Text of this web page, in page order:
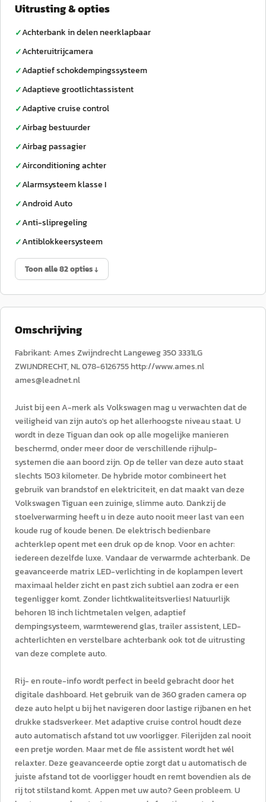
Uitrusting & opties
✓Achterbank in delen neerklapbaar
✓Achteruitrijcamera
✓Adaptief schokdempingssysteem
✓Adaptieve grootlichtassistent
✓Adaptive cruise control
✓Airbag bestuurder
✓Airbag passagier
✓Airconditioning achter
✓Alarmsysteem klasse I
✓Android Auto
✓Anti-slipregeling
✓Antiblokkeersysteem
Toon alle 82 opties ↓
Omschrijving
Fabrikant: Ames Zwijndrecht Langeweg 350 3331LG
ZWIJNDRECHT, NL 078-6126755 http://www.ames.nl
ames@leadnet.nl
Juist bij een A-merk als Volkswagen mag u verwachten dat de
veiligheid van zijn auto's op het allerhoogste niveau staat. U
wordt in deze Tiguan dan ook op alle mogelijke manieren
beschermd, onder meer door de verschillende rijhulp-
systemen die aan boord zijn. Op de teller van deze auto staat
slechts 1503 kilometer. De hybride motor combineert het
gebruik van brandstof en elektriciteit, en dat maakt van deze
Volkswagen Tiguan een zuinige, slimme auto. Dankzij de
stoelverwarming heeft u in deze auto nooit meer last van een
koude rug of koude benen. De elektrisch bedienbare
achterklep opent met een druk op de knop. Voor en achter:
iedereen dezelfde luxe. Vandaar de verwarmde achterbank. De
geavanceerde matrix LED-verlichting in de koplampen levert
maximaal helder zicht en past zich subtiel aan zodra er een
tegenligger komt. Zonder lichtkwaliteitsverlies! Natuurlijk
behoren 18 inch lichtmetalen velgen, adaptief
dempingsysteem, warmtewerend glas, trailer assistent, LED-
achterlichten en verstelbare achterbank ook tot de uitrusting
van deze complete auto.
Rij- en route-info wordt perfect in beeld gebracht door het
digitale dashboard. Het gebruik van de 360 graden camera op
deze auto helpt u bij het navigeren door lastige rijbanen en het
drukke stadsverkeer. Met adaptive cruise control houdt deze
auto automatisch afstand tot uw voorligger. Filerijden zal nooit
een pretje worden. Maar met de file assistent wordt het wél
relaxter. Deze geavanceerde optie zorgt dat u automatisch de
juiste afstand tot de voorligger houdt en remt bovendien als de
rij tot stilstand komt. Appen met uw auto? Geen probleem. U